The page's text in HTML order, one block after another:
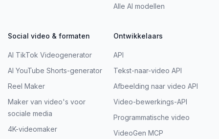
Alle AI modellen
Social video & formaten
AI TikTok Videogenerator
AI YouTube Shorts-generator
Reel Maker
Maker van video's voor
sociale media
4K-videomaker
Ontwikkelaars
API
Tekst-naar-video API
Afbeelding naar video API
Video-bewerkings-API
Programmatische video
VideoGen MCP